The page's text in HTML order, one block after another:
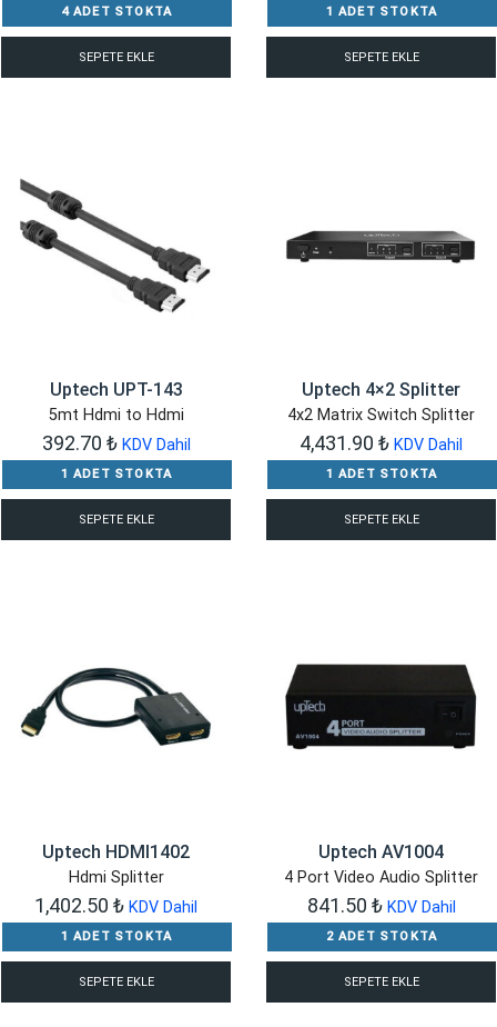
4 ADET STOKTA
SEPETE EKLE
1 ADET STOKTA
SEPETE EKLE
Uptech UPT-143
5mt Hdmi to Hdmi
392.70 ₺ KDV Dahil
1 ADET STOKTA
SEPETE EKLE
Uptech 4×2 Splitter
4x2 Matrix Switch Splitter
4,431.90 ₺ KDV Dahil
1 ADET STOKTA
SEPETE EKLE
Uptech HDMI1402
Hdmi Splitter
1,402.50 ₺ KDV Dahil
1 ADET STOKTA
SEPETE EKLE
Uptech AV1004
4 Port Video Audio Splitter
841.50 ₺ KDV Dahil
2 ADET STOKTA
SEPETE EKLE